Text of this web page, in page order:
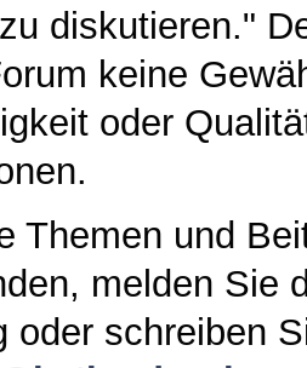
diskutieren."
keine
oder
Themen und
melden Sie
oder schreiben